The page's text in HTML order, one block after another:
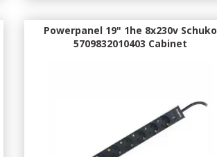
Powerpanel 19" 1he 8x230v Schuko
5709832010403 Cabinet